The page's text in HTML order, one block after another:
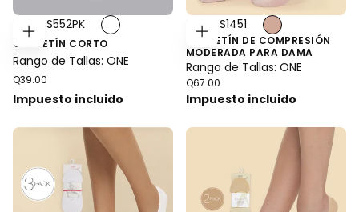
AGREGAR
CARRITO
Estilo: S552PK
CALCETÍN CORTO
Rango de Tallas: ONE
Precio
regular
Q39.00
Impuesto incluido
AGREGAR
AL
CARRITO
Estilo: S1451
CALCETÍN DE COMPRESIÓN
MODERADA PARA DAMA
Rango de Tallas: ONE
Precio
regular
Q67.00
Impuesto incluido